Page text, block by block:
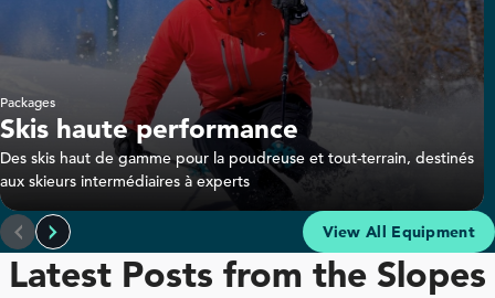
Packages
Skis haute performance
Des skis haut de gamme pour la poudreuse et tout-terrain, destinés
aux skieurs intermédiaires à experts
Sender Soul 92 View All Equipment
Latest Posts from the Slopes